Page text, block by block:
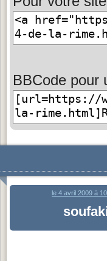
BBCode pour
le 4 avril 2009 à